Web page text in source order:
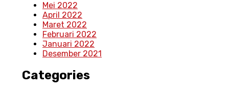
Mei 2022
April 2022
Maret 2022
Februari 2022
Januari 2022
Desember 2021
Categories